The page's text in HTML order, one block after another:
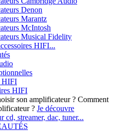
Denon
Marantz
McIntosh
Musical Fidelity
HIFI...
HIFI
HIFI
Comment
? Je découvre
cd, streamer, dac, tuner...